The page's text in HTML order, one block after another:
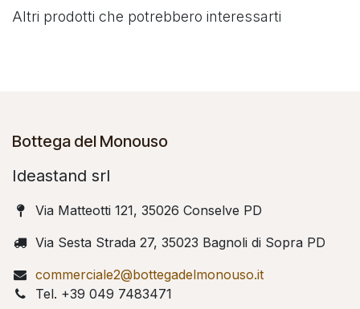
Altri prodotti che potrebbero interessarti
Bottega del Monouso
Ideastand srl
Via Matteotti 121, 35026 Conselve PD
Via Sesta Strada 27, 35023 Bagnoli di Sopra PD
commerciale2@bottegadelmonouso.it
Tel. +39 049 7483471